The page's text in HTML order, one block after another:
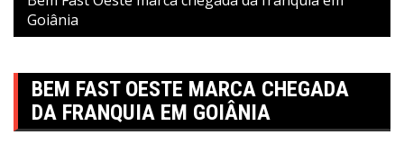
Goiânia
BEM FAST OESTE MARCA CHEGADA
DA FRANQUIA EM GOIÂNIA